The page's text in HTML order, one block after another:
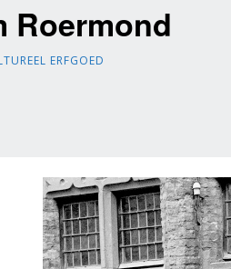
Roermond
ERFGOED